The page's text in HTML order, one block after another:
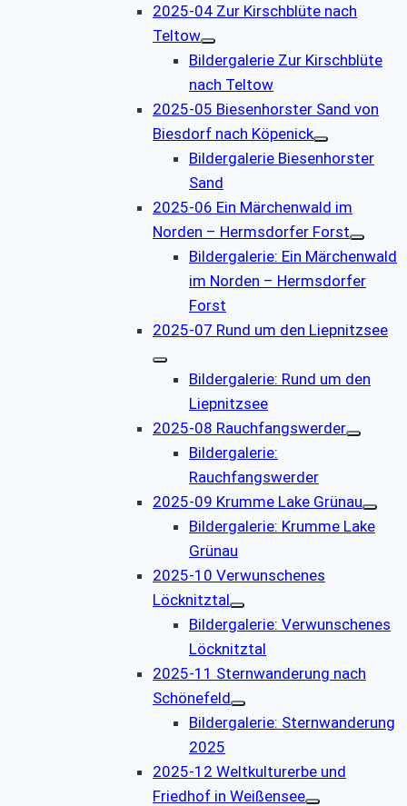
2025-04 Zur Kirschblüte nach
Teltow
Bildergalerie Zur Kirschblüte
nach Teltow
2025-05 Biesenhorster Sand von
Biesdorf nach Köpenick
Bildergalerie Biesenhorster
Sand
2025-06 Ein Märchenwald im
Norden – Hermsdorfer Forst
Bildergalerie: Ein Märchenwald
im Norden – Hermsdorfer
Forst
2025-07 Rund um den Liepnitzsee
Bildergalerie: Rund um den
Liepnitzsee
2025-08 Rauchfangswerder
Bildergalerie:
Rauchfangswerder
2025-09 Krumme Lake Grünau
Bildergalerie: Krumme Lake
Grünau
2025-10 Verwunschenes
Löcknitztal
Bildergalerie: Verwunschenes
Löcknitztal
2025-11 Sternwanderung nach
Schönefeld
Bildergalerie: Sternwanderung
2025
2025-12 Weltkulturerbe und
Friedhof in Weißensee